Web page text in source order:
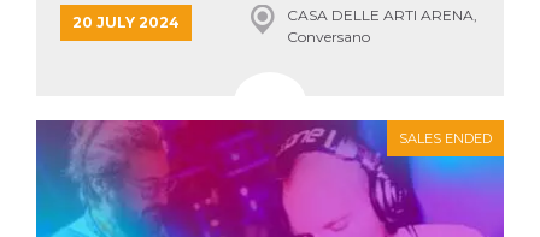
20 JULY 2024
CASA DELLE ARTI ARENA,
Conversano
SALES ENDED